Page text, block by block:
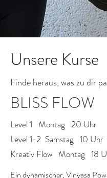
Unsere Kurse
Finde heraus, was zu dir
BLISS FLOW
Level 1 Montag 20 Uhr
Level 1-2 Samstag 10 Uhr
Kreativ Flow Montag 18
Ein dynamischer, Vinyasa